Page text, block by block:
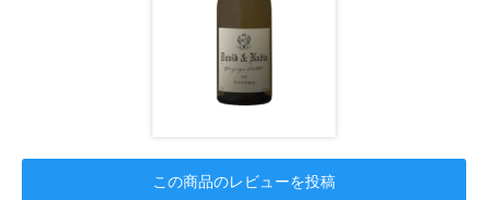
この商品のレビューを投稿